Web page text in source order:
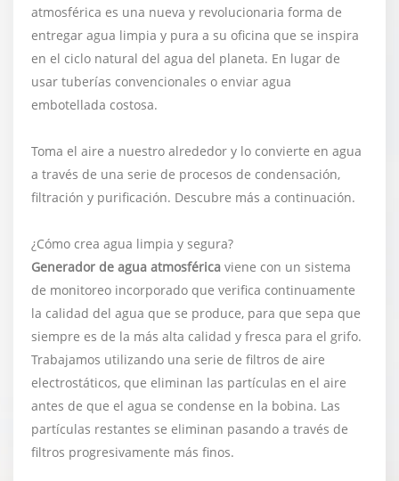
atmosférica es una nueva y revolucionaria forma de
entregar agua limpia y pura a su oficina que se inspira
en el ciclo natural del agua del planeta. En lugar de
usar tuberías convencionales o enviar agua
embotellada costosa.
Toma el aire a nuestro alrededor y lo convierte en agua
a través de una serie de procesos de condensación,
filtración y purificación. Descubre más a continuación.
¿Cómo crea agua limpia y segura?
Generador de agua atmosférica viene con un sistema
de monitoreo incorporado que verifica continuamente
la calidad del agua que se produce, para que sepa que
siempre es de la más alta calidad y fresca para el grifo.
Trabajamos utilizando una serie de filtros de aire
electrostáticos, que eliminan las partículas en el aire
antes de que el agua se condense en la bobina. Las
partículas restantes se eliminan pasando a través de
filtros progresivamente más finos.